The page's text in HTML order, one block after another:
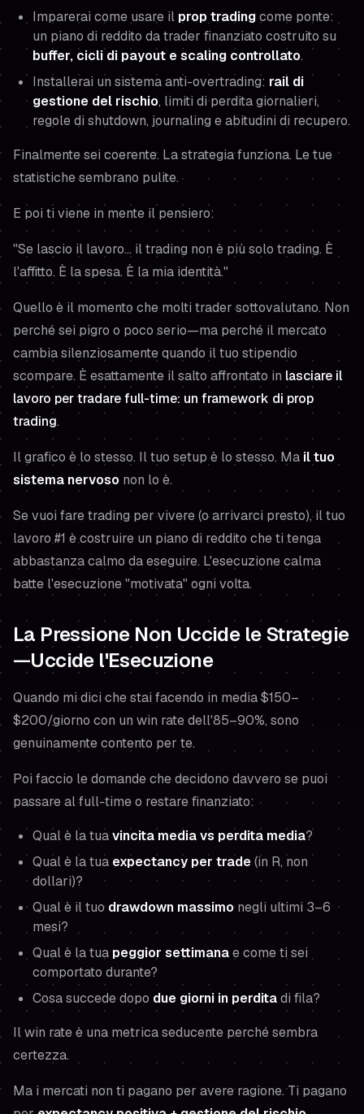
Imparerai come usare il prop tradingcome ponte:
un piano di reddito da trader finanziato costruito su
buffer, cicli di payout e scaling controllato.
Installerai un sistema anti-overtrading: rail di
gestione del rischio, limiti di perdita giornalieri,
regole di shutdown, journaling e abitudini di recupero.
Finalmente sei coerente. La strategia funziona. Le tue
statistiche sembrano pulite.
E poi ti viene in mente il pensiero:
"Se lascio il lavoro… il trading non è più solo trading. È
l'affitto. È la spesa. È la mia identità."
Quello è il momento che molti trader sottovalutano. Non
perché sei pigro o poco serio—ma perché il mercato
cambia silenziosamente quando il tuo stipendio
scompare. È esattamente il salto affrontato in lasciare il
lavoro per tradare full-time: un framework di prop
trading.
Il grafico è lo stesso. Il tuo setup è lo stesso. Ma il tuo
sistema nervoso non lo è.
Se vuoi fare trading per vivere (o arrivarci presto), il tuo
lavoro #1 è costruire un piano di reddito che ti tenga
abbastanza calmo da eseguire. L'esecuzione calma
batte l'esecuzione "motivata" ogni volta.
La Pressione Non Uccide le Strategie
—Uccide l'Esecuzione
Quando mi dici che stai facendo in media $150–
$200/giorno con un win rate dell'85–90%, sono
genuinamente contento per te.
Poi faccio le domande che decidono davvero se puoi
passare al full-time o restare finanziato:
Qual è la tuavincita media vs perdita media?
Qual è la tua expectancy per trade(in R, non
dollari)?
Qual è il tuodrawdown massimonegli ultimi 3–6
mesi?
Qual è la tua peggior settimanae come ti sei
comportato durante?
Cosa succede dopo due giorni in perditadi fila?
Il win rate è una metrica seducente perché sembra
certezza.
Ma i mercati non ti pagano per avere ragione. Ti pagano